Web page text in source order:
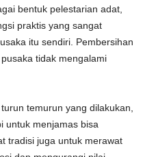
bentuk pelestarian adat,
praktis yang sangat
itu sendiri. Pembersihan
tidak mengalami
temurun yang dilakukan,
untuk menjamas bisa
tradisi juga untuk merawat